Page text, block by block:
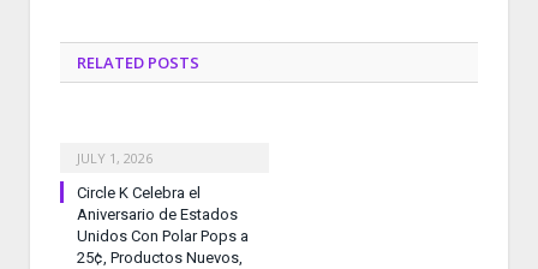
RELATED POSTS
JULY 1, 2026
Circle K Celebra el
Aniversario de Estados
Unidos Con Polar Pops a
25¢, Productos Nuevos,